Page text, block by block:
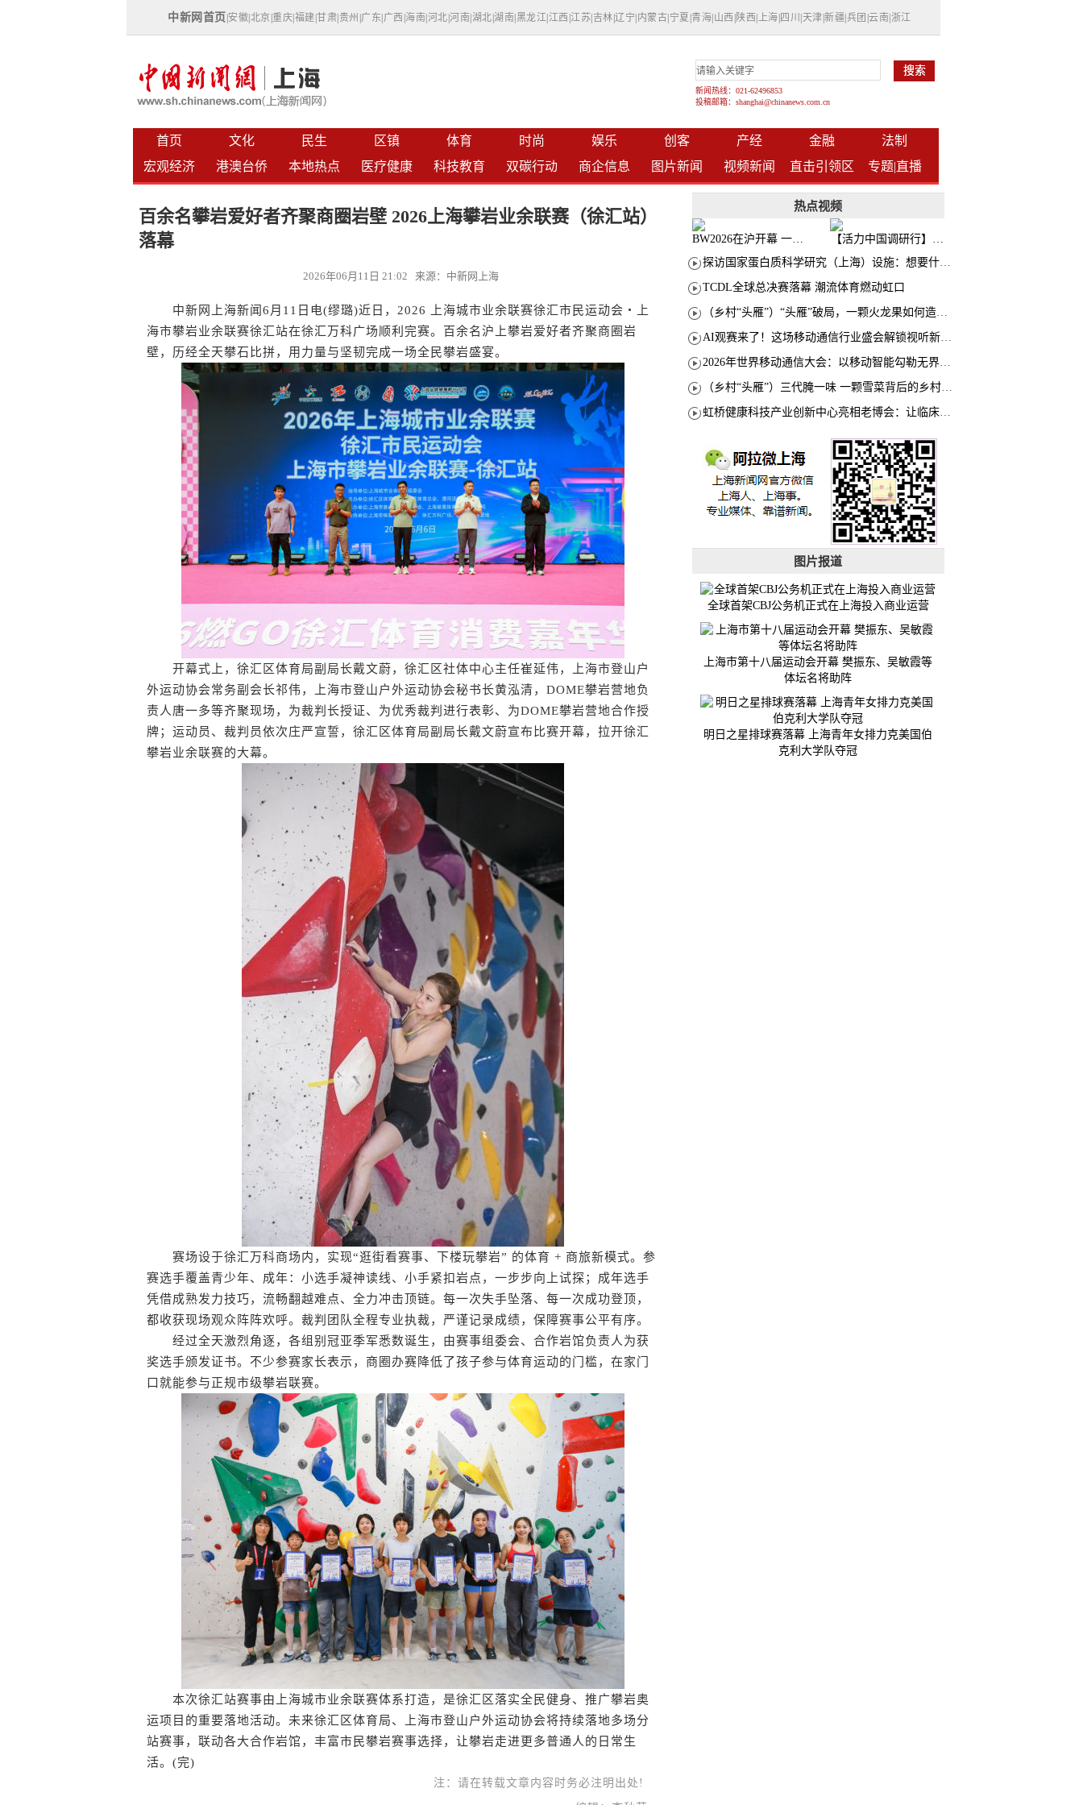
中新网首页 安徽 北京 |重庆 福建 |甘肃 贵州 广东 广西 海南 河北 |河南 湖北 |湖南 黑龙江 江西 江苏 吉林 |辽宁 内蒙古 宁夏 青海 山西 陕西 上海 四川 天津 |新疆 兵团 |云南 浙江
新闻热线：021-62496853
投稿邮箱：shanghai@chinanews.com.cn
首页 文化 民生 区镇 体育 时尚 娱乐 创客 产经 金融
法制
宏观经济
港澳台侨 本地热点 医疗健康 科技教育 双碳行动 商企信息 图片新闻 视频新闻 直击引领区 专题|直播
百余名攀岩爱好者齐聚商圈岩壁 2026上海攀岩业余联赛（徐汇站）
落幕
2026年06月11日 21:02 来源：中新网上海
中新网上海新闻6月11日电(缪璐)近日，2026 上海城市业余联赛徐汇市民运动会・上
海市攀岩业余联赛徐汇站在徐汇万科广场顺利完赛。百余名沪上攀岩爱好者齐聚商圈岩
壁，历经全天攀石比拼，用力量与坚韧完成一场全民攀岩盛宴。
开幕式上，徐汇区体育局副局长戴文蔚，徐汇区社体中心主任崔延伟，上海市登山户
外运动协会常务副会长祁伟，上海市登山户外运动协会秘书长黄泓清，DOME攀岩营地负
责人唐一多等齐聚现场，为裁判长授证、为优秀裁判进行表彰、为DOME攀岩营地合作授
牌；运动员、裁判员依次庄严宣誓，徐汇区体育局副局长戴文蔚宣布比赛开幕，拉开徐汇
攀岩业余联赛的大幕。
赛场设于徐汇万科商场内，实现“逛街看赛事、下楼玩攀岩” 的体育 + 商旅新模式。参
赛选手覆盖青少年、成年：小选手凝神读线、小手紧扣岩点，一步步向上试探；成年选手
凭借成熟发力技巧，流畅翻越难点、全力冲击顶链。每一次失手坠落、每一次成功登顶，
都收获现场观众阵阵欢呼。裁判团队全程专业执裁，严谨记录成绩，保障赛事公平有序。
经过全天激烈角逐，各组别冠亚季军悉数诞生，由赛事组委会、合作岩馆负责人为获
奖选手颁发证书。不少参赛家长表示，商圈办赛降低了孩子参与体育运动的门槛，在家门
口就能参与正规市级攀岩联赛。
本次徐汇站赛事由上海城市业余联赛体系打造，是徐汇区落实全民健身、推广攀岩奥
运项目的重要落地活动。未来徐汇区体育局、上海市登山户外运动协会将持续落地多场分
站赛事，联动各大合作岩馆，丰富市民攀岩赛事选择，让攀岩走进更多普通人的日常生
活。(完)
注：请在转载文章内容时务必注明出处!
热点视频
BW2026在沪开幕 一众次元品牌集中发布全新企划
【活力中国调研行】上海机器人研究院以技术标准撬动长三角智造协同
探访国家蛋白质科学研究（上海）设施：想要什么蛋白 AI直接设计合成
TCDL全球总决赛落幕 潮流体育燃动虹口
（乡村“头雁”）“头雁”破局，一颗火龙果如何造就沪上乡村特色产业化路径
AI观赛来了！这场移动通信行业盛会解锁视听新玩法
2026年世界移动通信大会：以移动智能勾勒无界普惠新愿景
（乡村“头雁”）三代腌一味 一颗雪菜背后的乡村致富经
虹桥健康科技产业创新中心亮相老博会：让临床“需求”定义银发经济新生态
图片报道
全球首架CBJ公务机正式在上海投入商业运营
上海市第十八届运动会开幕 樊振东、吴敏霞等
体坛名将助阵
明日之星排球赛落幕 上海青年女排力克美国伯
克利大学队夺冠